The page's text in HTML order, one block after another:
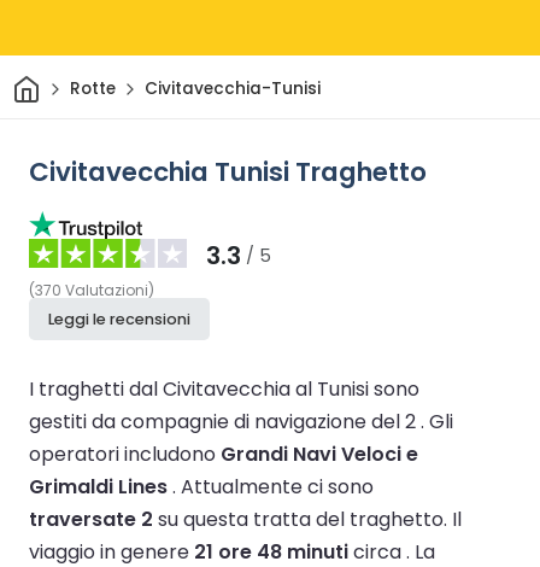
CasaRotte Civitavecchia-Tunisi
Civitavecchia Tunisi Traghetto
3.3 / 5
(370 Valutazioni)
Leggi le recensioni
I traghetti dal Civitavecchia al Tunisi sono
gestiti da compagnie di navigazione del 2 . Gli
operatori includono Grandi Navi Veloci e
Grimaldi Lines. Attualmente ci sono
traversate 2 su questa tratta del traghetto. Il
viaggio in genere 21 ore 48 minuticirca . La